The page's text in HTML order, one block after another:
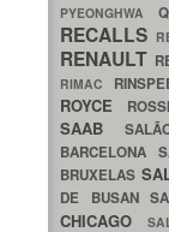
PYEONGHWA
RECALLS
RENAULT
RIMAC
ROYCE
SAAB
BARCELONA
BRUXELAS
DE BUSAN
CHICAGO